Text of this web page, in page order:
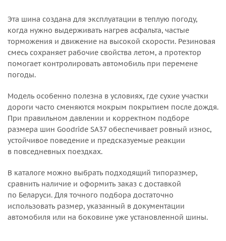
Эта шина создана для эксплуатации в теплую погоду,
когда нужно выдерживать нагрев асфальта, частые
торможения и движение на высокой скорости. Резиновая
смесь сохраняет рабочие свойства летом, а протектор
помогает контролировать автомобиль при перемене
погоды.
Модель особенно полезна в условиях, где сухие участки
дороги часто сменяются мокрым покрытием после дождя.
При правильном давлении и корректном подборе
размера шин Goodride SA37 обеспечивает ровный износ,
устойчивое поведение и предсказуемые реакции
в повседневных поездках.
В каталоге можно выбрать подходящий типоразмер,
сравнить наличие и оформить заказ с доставкой
по Беларуси. Для точного подбора достаточно
использовать размер, указанный в документации
автомобиля или на боковине уже установленной шины.